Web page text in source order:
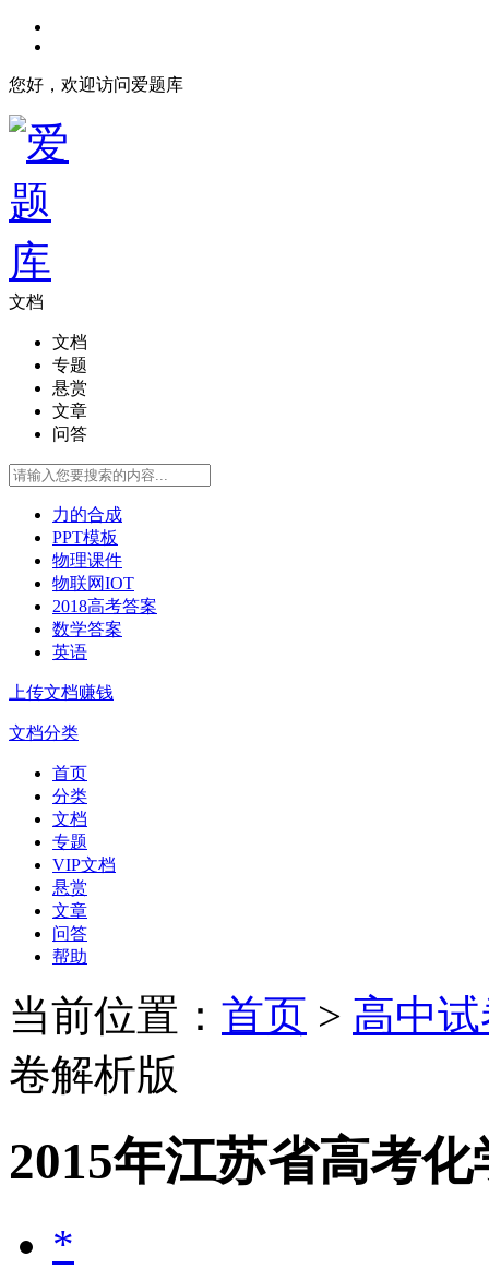
您好，欢迎访问爱题库
文档
文档
专题
悬赏
文章
问答
力的合成
PPT模板
物理课件
物联网IOT
2018高考答案
数学答案
英语
上传文档赚钱
文档分类
首页
分类
文档
专题
VIP文档
悬赏
文章
问答
帮助
当前位置： 首页 > 高中
卷解析版
2015年江苏省高考
*